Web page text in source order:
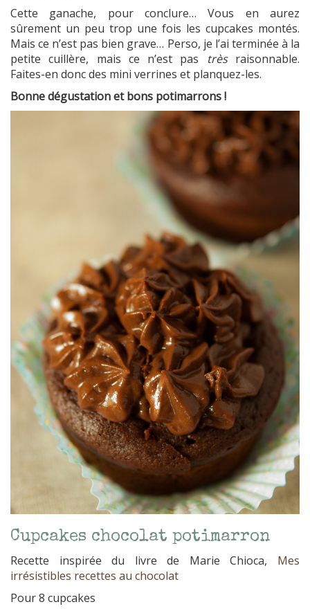
Cette ganache, pour conclure… Vous en aurez
sûrement un peu trop une fois les cupcakes montés.
Mais ce n’est pas bien grave… Perso, je l’ai terminée à la
petite cuillère, mais ce n’est pas
trèsraisonnable.
Faites-en donc des mini verrines et planquez-les.
Bonne dégustation et bons potimarrons !
Cupcakes chocolat potimarron
Recette inspirée du livre de Marie Chioca, Mes
irrésistibles recettes au chocolat
Pour 8 cupcakes